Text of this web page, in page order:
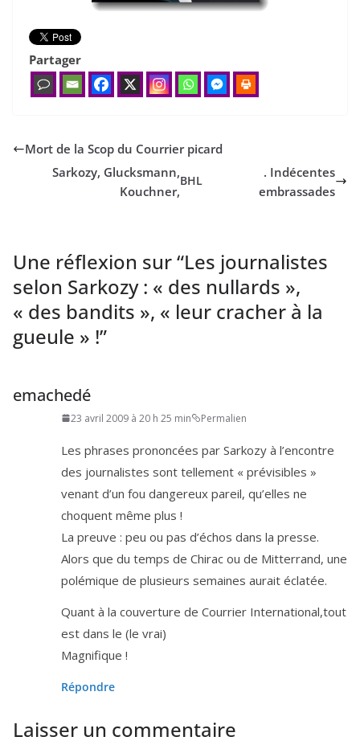
Partager
Mort de la Scop du Courrier picard
Sarkozy, Glucksmann,
Kouchner,
BHL
. Indécentes
embrassades
Une réflexion sur “Les journalistes
selon Sarkozy : « des nullards »,
« des bandits », « leur cracher à la
gueule » !”
emachedé
23 avril 2009 à 20 h 25 min Permalien
Les phrases pro­non­cées par Sarkozy à l’en­contre
des jour­na­listes sont tel­le­ment « pré­vi­sibles »
venant d’un fou dan­ge­reux pareil, qu’elles ne
choquent même plus !
La preuve : peu ou pas d’é­chos dans la presse.
Alors que du temps de Chirac ou de Mitterrand, une
polé­mique de plu­sieurs semaines aurait éclatée.
Quant à la cou­ver­ture de Courrier International,tout
est dans le (le vrai)
Magnifique !
Répondre
Laisser un commentaire